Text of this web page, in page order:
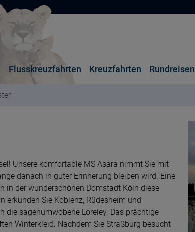
Flusskreuzfahrten Kreuzfahrten Rundreisen
Unsere komfortable MS Asara nimmt Sie mit
danach in guter Erinnerung bleiben wird. Eine
in der wunderschönen Domstadt Köln diese
erkunden Sie Koblenz, Rüdesheim und
die sagenumwobene Loreley. Das prächtige
Winterkleid. Nachdem Sie Straßburg besucht